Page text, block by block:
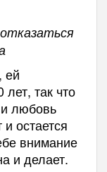
, ей
лет, так что
любовь
остается
внимание
и делает.